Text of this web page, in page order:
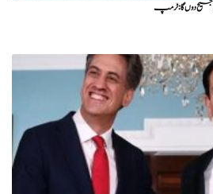
دوں گا : ٹرمپ